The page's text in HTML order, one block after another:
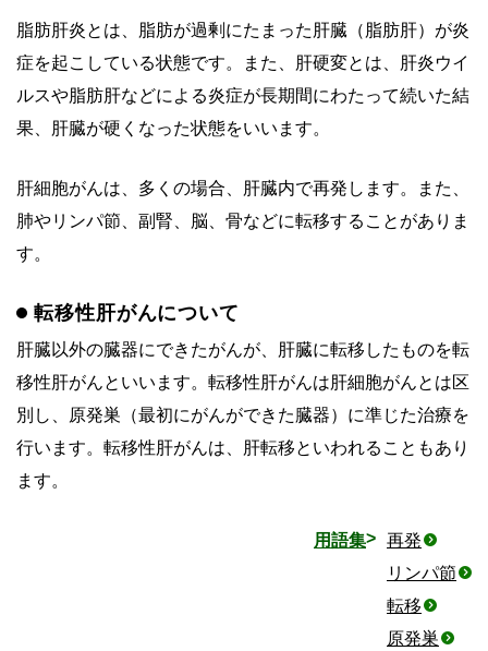
脂肪肝炎とは、脂肪が過剰にたまった肝臓（脂肪肝）が炎
症を起こしている状態です。また、肝硬変とは、肝炎ウイ
ルスや脂肪肝などによる炎症が長期間にわたって続いた結
果、肝臓が硬くなった状態をいいます。
肝細胞がんは、多くの場合、肝臓内で再発します。また、
肺やリンパ節、副腎、脳、骨などに転移することがありま
す。
転移性肝がんについて
肝臓以外の臓器にできたがんが、肝臓に転移したものを転
移性肝がんといいます。転移性肝がんは肝細胞がんとは区
別し、原発巣（最初にがんができた臓器）に準じた治療を
行います。転移性肝がんは、肝転移といわれることもあり
ます。
用語集
再発
リンパ節
転移
原発巣